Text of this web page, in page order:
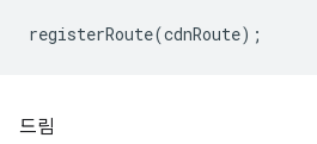
registerRoute(cdnRoute);
드림